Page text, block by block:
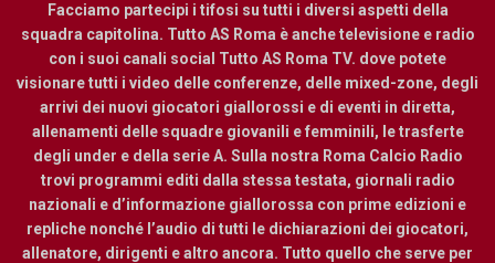
Facciamo partecipi i tifosi su tutti i diversi aspetti della
squadra capitolina. Tutto AS Roma è anche televisione e radio
con i suoi canali social Tutto AS Roma TV. dove potete
visionare tutti i video delle conferenze, delle mixed-zone, degli
arrivi dei nuovi giocatori giallorossi e di eventi in diretta,
allenamenti delle squadre giovanili e femminili, le trasferte
degli under e della serie A. Sulla nostra Roma Calcio Radio
trovi programmi editi dalla stessa testata, giornali radio
nazionali e d’informazione giallorossa con prime edizioni e
repliche nonché l’audio di tutti le dichiarazioni dei giocatori,
allenatore, dirigenti e altro ancora. Tutto quello che serve per